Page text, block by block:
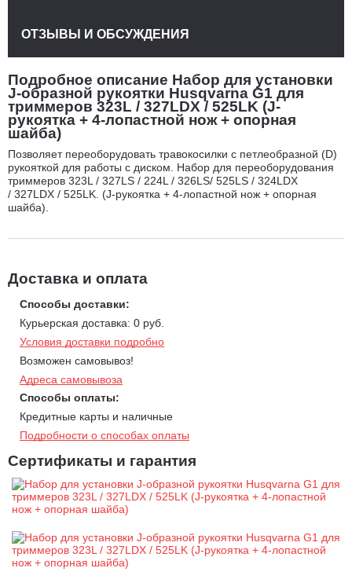
Подробное описание Набор для установки
J-образной рукоятки Husqvarna G1 для
триммеров 323L / 327LDX / 525LK (J-
рукоятка + 4-лопастной нож + опорная
шайба)
Позволяет переоборудовать травокосилки с петлеобразной (D)
рукояткой для работы с диском. Набор для переоборудования
триммеров 323L / 327LS / 224L / 326LS/ 525LS / 324LDX
/ 327LDX / 525LK. (J-рукоятка + 4-лопастной нож + опорная
шайба).
Доставка и оплата
Способы доставки:
Курьерская доставка: 0 руб.
Условия доставки подробно
Возможен самовывоз!
Адреса самовывоза
Способы оплаты:
Кредитные карты и наличные
Подробности о способах оплаты
Сертификаты и гарантия
ОТЗЫВЫ И ОБСУЖДЕНИЯ